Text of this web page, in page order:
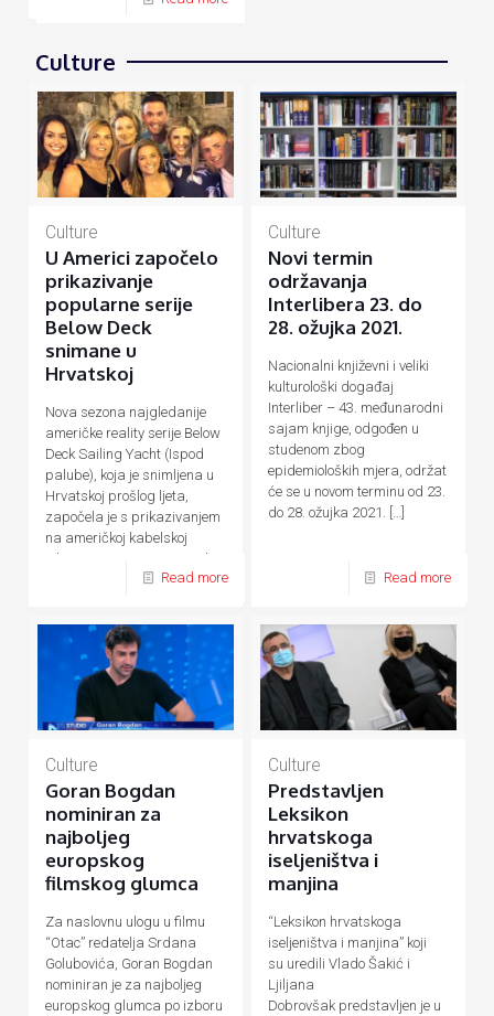
Culture
Culture
U Americi započelo
prikazivanje
popularne serije
Below Deck
snimane u
Hrvatskoj
Nova sezona najgledanije
američke reality serije Below
Deck Sailing Yacht (Ispod
palube), koja je snimljena u
Hrvatskoj prošlog ljeta,
započela je s prikazivanjem
na američkoj kabelskoj
televiziji Bravo TV, izvijestila
Read more
Culture
Novi termin
održavanja
Interlibera 23. do
28. ožujka 2021.
Nacionalni književni i veliki
kulturološki događaj
Interliber – 43. međunarodni
sajam knjige, odgođen u
studenom zbog
epidemioloških mjera, održat
će se u novom terminu od 23.
do 28. ožujka 2021.
Read more
Culture
Goran Bogdan
nominiran za
najboljeg
europskog
filmskog glumca
Za naslovnu ulogu u filmu
“Otac” redatelja Srdana
Golubovića, Goran Bogdan
nominiran je za najboljeg
europskog glumca po izboru
Culture
Predstavljen
Leksikon
hrvatskoga
iseljeništva i
manjina
“Leksikon hrvatskoga
iseljeništva i manjina” koji
su uredili Vlado Šakić i
Ljiljana
Dobrovšak predstavljen je u